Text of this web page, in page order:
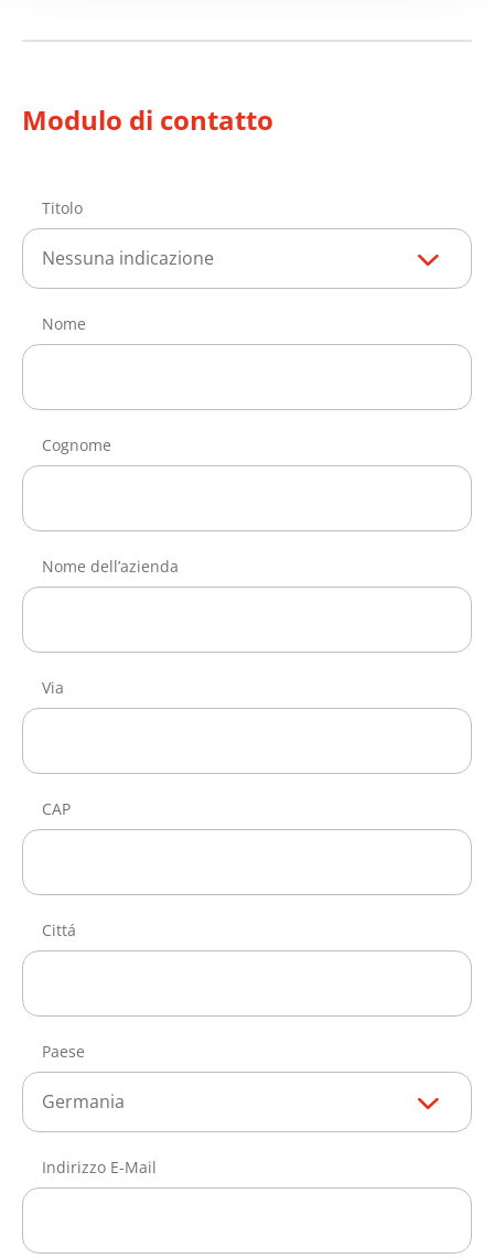
Modulo di contatto
Titolo
Nessuna indicazione
Nome
Cognome
Nome dell’azienda
Via
CAP
Cittá
Paese
Germania
Indirizzo E-Mail